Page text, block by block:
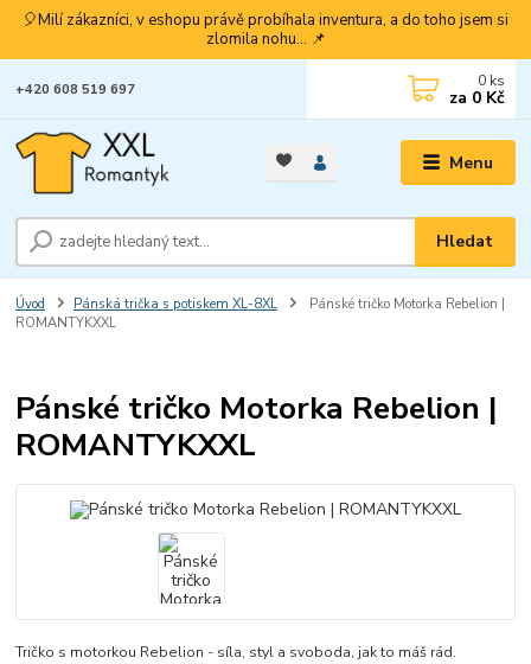
🎈Milí zákazníci, v eshopu právě probíhala inventura, a do toho jsem si
zlomila nohu... 📌
Menu
Hledat
+420 608 519 697 0 ks
za 0 Kč
Úvod Pánská trička s potiskem XL-8XL
Pánské tričko Motorka Rebelion |
ROMANTYKXXL
Pánské tričko Motorka Rebelion |
ROMANTYKXXL
Tričko s motorkou Rebelion - síla, styl a svoboda, jak to máš rád.